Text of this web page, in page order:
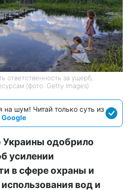
ответственность за ущерб,
(фото: Getty Images)
на шум! Читай только суть из
Google
Украины одобрило
усилении
в сфере охраны и
вод и